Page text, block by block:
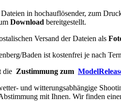
in hochauflösender, zum
Download bereitgestellt.
Versand der Dateien als
Baden ist kostenfrei je nach
die Zustimmung zum
und witterungsabhängige
mit Ihnen. Wir finden